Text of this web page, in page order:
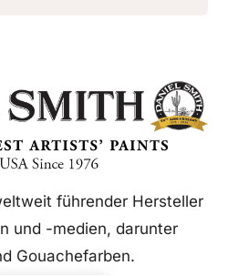
führender Hersteller
und -medien, darunter
Gouachefarben.